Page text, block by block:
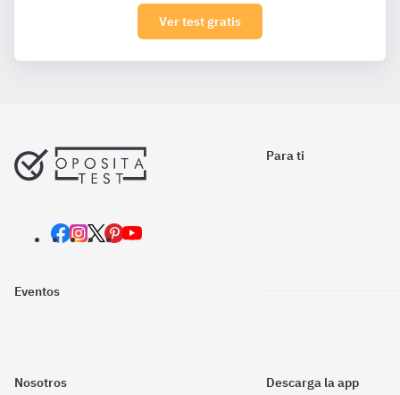
Ver test gratis
Para ti
Eventos
Nosotros Descarga la app